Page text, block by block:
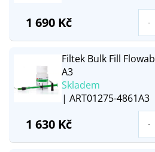
1 690 Kč
Filtek Bulk Fill
A3
Skladem
| ART01275-4861A3
1 630 Kč